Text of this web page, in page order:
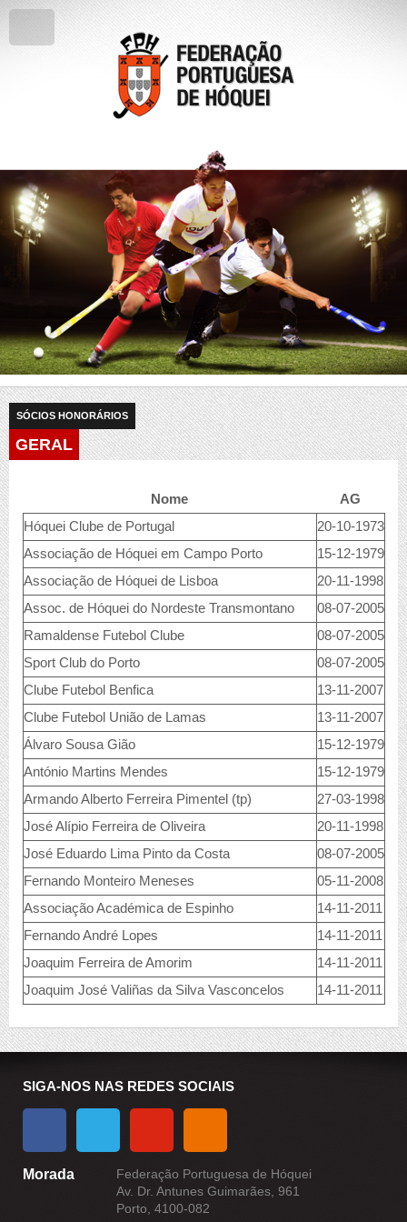
SÓCIOS HONORÁRIOS
GERAL
Nome
AG
Hóquei Clube de Portugal
20-10-1973
Associação de Hóquei em Campo Porto
15-12-1979
Associação de Hóquei de Lisboa
20-11-1998
Assoc. de Hóquei do Nordeste Transmontano
08-07-2005
Ramaldense Futebol Clube
08-07-2005
Sport Club do Porto
08-07-2005
Clube Futebol Benfica
13-11-2007
Clube Futebol União de Lamas
13-11-2007
Álvaro Sousa Gião
15-12-1979
António Martins Mendes
15-12-1979
Armando Alberto Ferreira Pimentel (tp)
27-03-1998
José Alípio Ferreira de Oliveira
20-11-1998
José Eduardo Lima Pinto da Costa
08-07-2005
Fernando Monteiro Meneses
05-11-2008
Associação Académica de Espinho
14-11-2011
Fernando André Lopes
14-11-2011
Joaquim Ferreira de Amorim
14-11-2011
Joaquim José Valiñas da Silva Vasconcelos
14-11-2011
SIGA-NOS NAS REDES SOCIAIS
Morada
Federação Portuguesa de Hóquei
Av. Dr. Antunes Guimarães, 961
Porto, 4100-082